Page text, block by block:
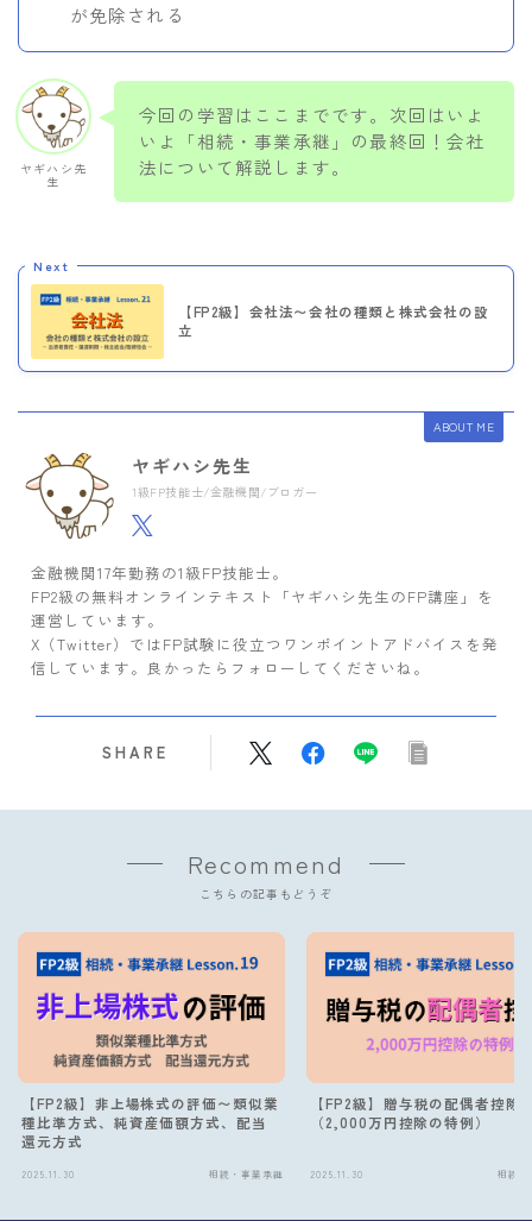
が免除される
ヤギハシ先
生
今回の学習はここまでです。次回はいよ
いよ「相続・事業承継」の最終回！会社
法について解説します。
Next
【FP2級】会社法〜会社の種類と株式会社の設
立
ABOUT ME
ヤギハシ先生
1級FP技能士/金融機関/ブロガー
金融機関17年勤務の1級FP技能士。
FP2級の無料オンラインテキスト「ヤギハシ先生のFP講座」を
運営しています。
X（Twitter）ではFP試験に役立つワンポイントアドバイスを発
信しています。良かったらフォローしてくださいね。
SHARE
Recommend
こちらの記事もどうぞ
【FP2級】非上場株式の評価〜類似業
種比準方式、純資産価額方式、配当
還元方式
2025.11.30 相続・事業承継
【FP2級】贈与税の配偶者控除
（2,000万円控除の特例）
2025.11.30 相続・